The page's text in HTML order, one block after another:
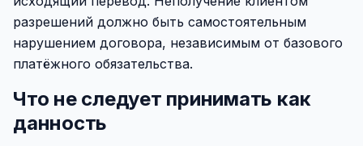
разрешений должно быть самостоятельным
нарушением договора, независимым от базового
платёжного обязательства.
Что не следует принимать как
данность